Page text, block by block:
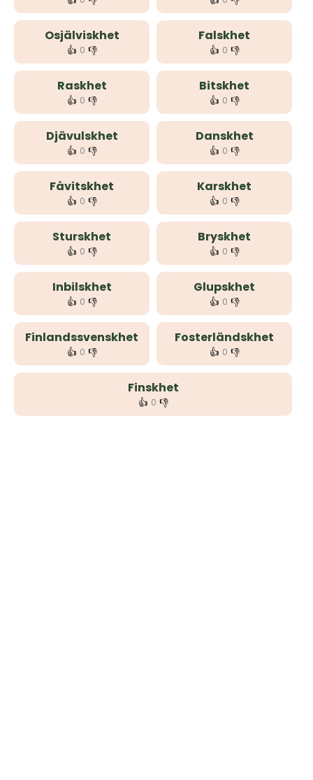
Osjälviskhet
👍 0 👎
Falskhet
👍 0 👎
Raskhet
👍 0 👎
Bitskhet
👍 0 👎
Djävulskhet
👍 0 👎
Danskhet
👍 0 👎
Fåvitskhet
👍 0 👎
Karskhet
👍 0 👎
Sturskhet
👍 0 👎
Bryskhet
👍 0 👎
Inbilskhet
👍 0 👎
Glupskhet
👍 0 👎
Finlandssvenskhet
👍 0 👎
Fosterländskhet
👍 0 👎
Finskhet
👍 0 👎